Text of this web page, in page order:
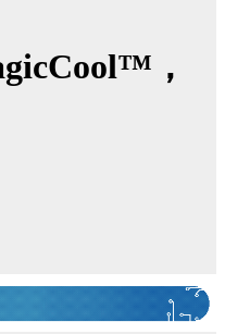
，